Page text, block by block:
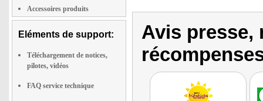
Accessoires produits
Eléments de support:
Téléchargement de notices,
pilotes, vidéos
FAQ service technique
Avis presse,